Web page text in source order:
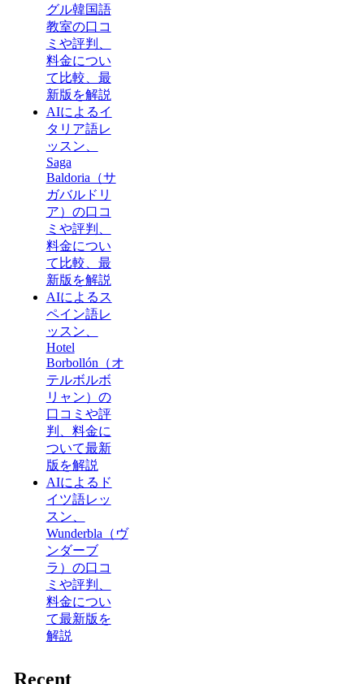
グル韓国語
教室の口コ
ミや評判、
料金につい
て比較、最
新版を解説
AIによるイ
タリア語レ
ッスン、
Saga
Baldoria（サ
ガバルドリ
ア）の口コ
ミや評判、
料金につい
て比較、最
新版を解説
AIによるス
ペイン語レ
ッスン、
Hotel
Borbollón（オ
テルボルボ
リャン）の
口コミや評
判、料金に
ついて最新
版を解説
AIによるド
イツ語レッ
スン、
Wunderbla（ヴ
ンダーブ
ラ）の口コ
ミや評判、
料金につい
て最新版を
解説
Recent